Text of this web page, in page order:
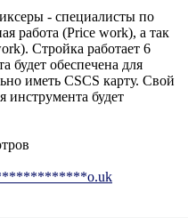
- специалисты по
работа (Price work), а так
Стройка работает 6
будет обеспечена для
иметь CSCS карту. Свой
инструмента будет